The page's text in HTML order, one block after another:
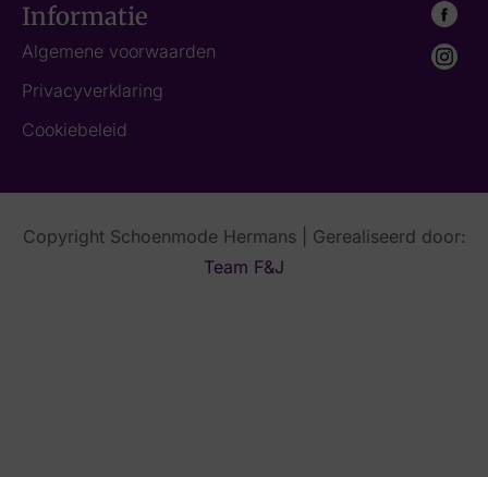
Informatie
Algemene voorwaarden
Privacyverklaring
Cookiebeleid
Copyright Schoenmode Hermans | Gerealiseerd door:
Team F&J